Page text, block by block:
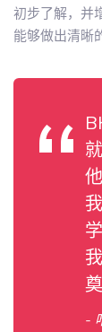
初步了解，并
能够做出清晰
-